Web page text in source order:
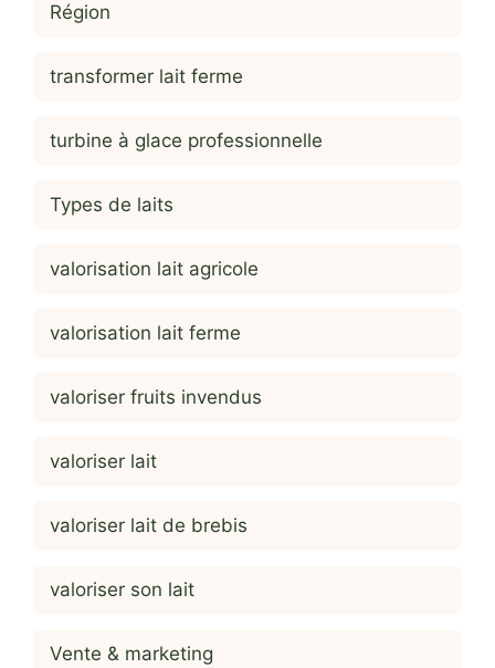
Région
transformer lait ferme
turbine à glace professionnelle
Types de laits
valorisation lait agricole
valorisation lait ferme
valoriser fruits invendus
valoriser lait
valoriser lait de brebis
valoriser son lait
Vente & marketing